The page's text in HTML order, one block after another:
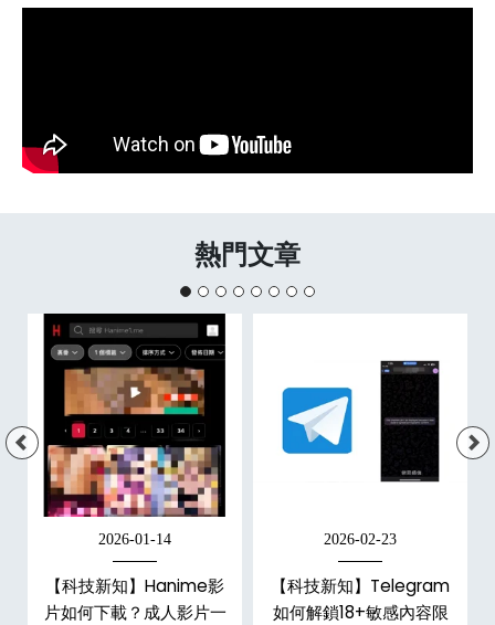
熱門文章
2026-01-14
【科技新知】Hanime影
片如何下載？成人影片一
2026-02-23
【科技新知】Telegram
如何解鎖18+敏感內容限